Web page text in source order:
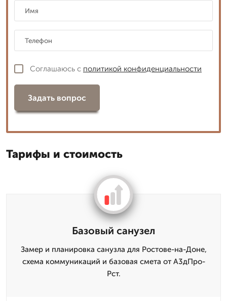
Соглашаюсь с политикой конфиденциальности
Задать вопрос
Тарифы и стоимость
Базовый санузел
Замер и планировка санузла для Ростове-на-Доне,
схема коммуникаций и базовая смета от А3дПро-
Рст.